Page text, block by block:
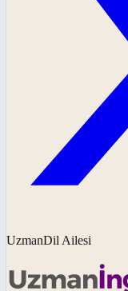
UzmanDil Ailesi